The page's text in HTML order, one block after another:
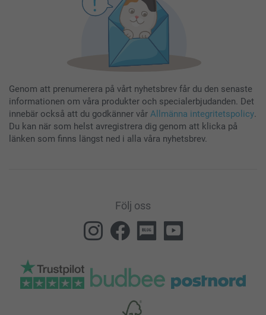
Genom att prenumerera på vårt nyhetsbrev får du den senaste
informationen om våra produkter och specialerbjudanden. Det
innebär också att du godkänner vår Allmänna integritetspolicy.
Du kan när som helst avregistrera dig genom att klicka på
länken som finns längst ned i alla våra nyhetsbrev.
Följ oss